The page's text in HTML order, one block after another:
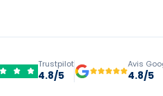
Trustpilot
4.8/5
Avis
4.8/5